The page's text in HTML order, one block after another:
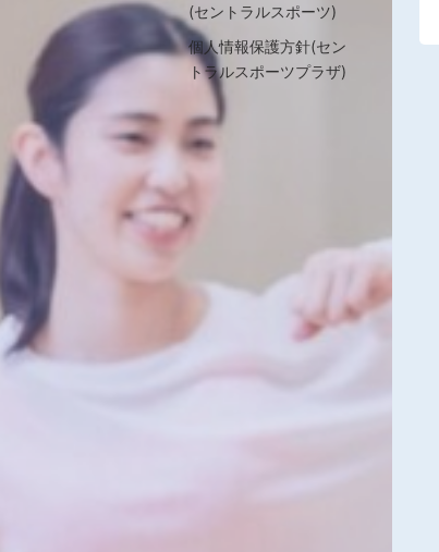
(セントラルスポーツ)
個人情報保護方針(セン
トラルスポーツプラザ)